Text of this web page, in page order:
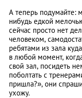
А теперь подумайте:
нибудь едкой
сейчас просто нет
человеком,
ребятами из зала
в любой момент,
свой зал, посидеть
поболтать с
пришла?», они
ухожу.